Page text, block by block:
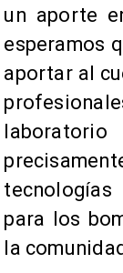
un aporte
esperamos
aportar al
para los
la